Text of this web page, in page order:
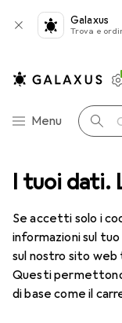
I tuoi dati.
Se accetti solo i
informazioni sul
sul nostro sito
Questi
di base come il
Galaxus
Trova e
Categoria
Menu Cerca
Lenti a contatto
Air Optix
EUR
58,31 EUR
9,72/1pz.